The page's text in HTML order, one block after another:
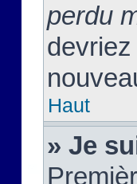
perdu
Haut
» Je